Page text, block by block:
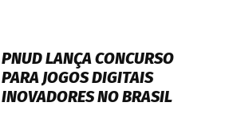
PNUD LANÇA CONCURSO
PARA JOGOS DIGITAIS
INOVADORES NO BRASIL